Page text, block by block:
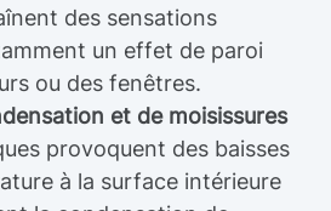
des sensations
un effet de paroi
ou des fenêtres.
et de moisissures
provoquent des baisses
à la surface intérieure